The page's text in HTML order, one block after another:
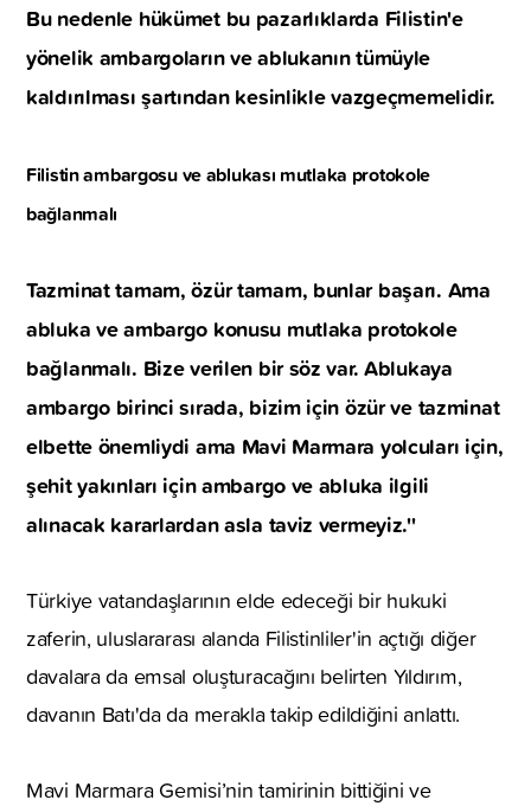
Bu nedenle hükümet bu pazarlıklarda Filistin'e
yönelik ambargoların ve ablukanın tümüyle
kaldırılması şartından kesinlikle vazgeçmemelidir.
Filistin ambargosu ve ablukası mutlaka protokole
bağlanmalı
Tazminat tamam, özür tamam, bunlar başarı. Ama
abluka ve ambargo konusu mutlaka protokole
bağlanmalı. Bize verilen bir söz var. Ablukaya
ambargo birinci sırada, bizim için özür ve tazminat
elbette önemliydi ama Mavi Marmara yolcuları için,
şehit yakınları için ambargo ve abluka ilgili
alınacak kararlardan asla taviz vermeyiz.''
Türkiye vatandaşlarının elde edeceği bir hukuki
zaferin, uluslararası alanda Filistinliler'in açtığı diğer
davalara da emsal oluşturacağını belirten Yıldırım,
davanın Batı'da da merakla takip edildiğini anlattı.
Mavi Marmara Gemisi’nin tamirinin bittiğini ve